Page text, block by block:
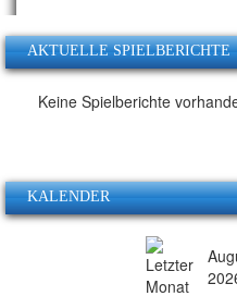
AKTUELLE SPIELBERICHTE
Keine Spielberichte
KALENDER